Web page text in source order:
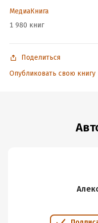
Год издания:
МедиаКнига
1 980 книг
Поделиться
Опубликовать свою книгу